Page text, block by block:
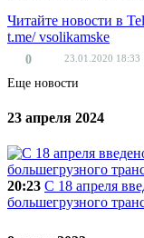
Читайте новости в
t.me/vsolikamske
0 23.01.2020 18:33
Еще новости
23 апреля 2024
20:23 C 18 апреля
большегрузного